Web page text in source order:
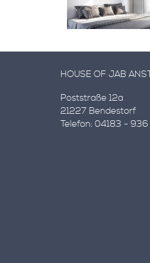
HOUSE OF JAB
Poststraße 12a
21227 Bendestorf
Telefon: 04183 -